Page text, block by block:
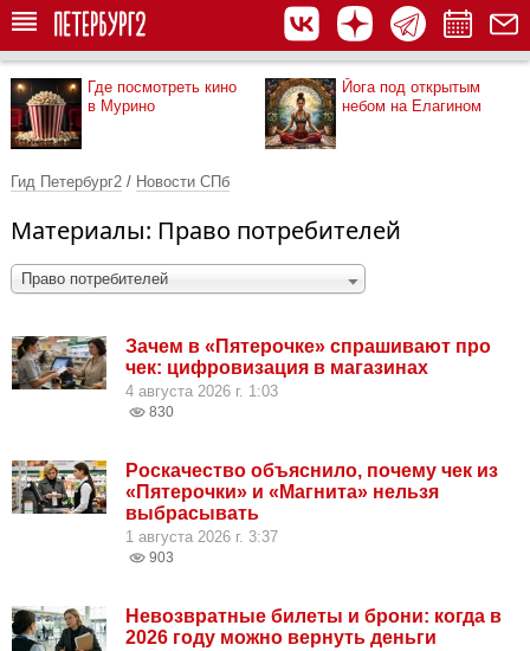
Где посмотреть кино
в Мурино
Йога под открытым
небом на Елагином
Гид Петербург2 / Новости СПб
Материалы: Право потребителей
Право потребителей
Зачем в «Пятерочке» спрашивают про
чек: цифровизация в магазинах
4 августа 2026 г. 1:03
830
Роскачество объяснило, почему чек из
«Пятерочки» и «Магнита» нельзя
выбрасывать
1 августа 2026 г. 3:37
903
Невозвратные билеты и брони: когда в
2026 году можно вернуть деньги